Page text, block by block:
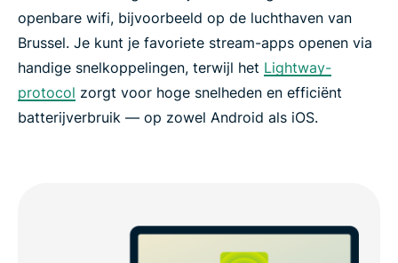
openbare wifi, bijvoorbeeld op de luchthaven van
Brussel. Je kunt je favoriete stream-apps openen via
handige snelkoppelingen, terwijl het Lightway-
protocol zorgt voor hoge snelheden en efficiënt
batterijverbruik — op zowel Android als iOS.